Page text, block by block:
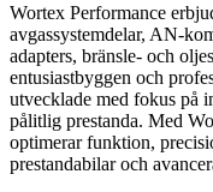
Wortex Performance
avgassystemdelar, AN-
adapters, bränsle- och
entusiastbyggen och
utvecklade med fokus på
pålitlig prestanda. Med
optimerar funktion,
prestandabilar och